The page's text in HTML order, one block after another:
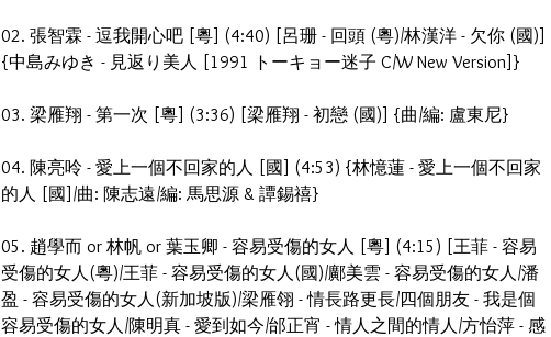
02. 張智霖 - 逗我開心吧 [粵] (4:40) [呂珊 - 回頭 (粵)/林漢洋 - 欠你 (國)]
{中島みゆき - 見返り美人 [1991 トーキョー迷子 C/W New Version]}
03. 梁雁翔 - 第一次 [粵] (3:36) [梁雁翔 - 初戀 (國)] {曲/編: 盧東尼}
04. 陳亮呤 - 愛上一個不回家的人 [國] (4:53) {林憶蓮 - 愛上一個不回家
的人 [國]/曲: 陳志遠/編: 馬思源 & 譚錫禧}
05. 趙學而 or 林帆 or 葉玉卿 - 容易受傷的女人 [粵] (4:15) [王菲 - 容易
受傷的女人(粵)/王菲 - 容易受傷的女人(國)/鄺美雲 - 容易受傷的女人/潘
盈 - 容易受傷的女人(新加坡版)/梁雁翎 - 情長路更長/四個朋友 - 我是個
容易受傷的女人/陳明真 - 愛到如今/邰正宵 - 情人之間的情人/方怡萍 - 感